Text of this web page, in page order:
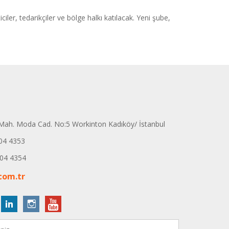
tedarikçiler ve bölge halkı katılacak. Yeni şube,
Moda Cad. No:5 Workinton Kadıköy/ İstanbul
4353
4354